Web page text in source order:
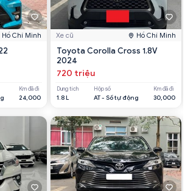
Hồ Chí Minh
Km đã đi
24,000
Xe cũ Hồ Chí Minh
Toyota Corolla Cross 1.8V
2024
720 triệu
Dung tích
1.8 L
Hộp số
AT - Số tự động
Km đã đi
30,000